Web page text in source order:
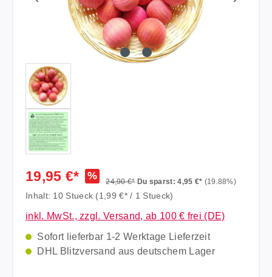
19,95 €* % 24,90 €* Du sparst: 4,95 €* (19.88%)
Inhalt: 10 Stueck (1,99 €* / 1 Stueck)
inkl. MwSt., zzgl. Versand, ab 100 € frei (DE)
Sofort lieferbar 1-2 Werktage Lieferzeit
DHL Blitzversand aus deutschem Lager